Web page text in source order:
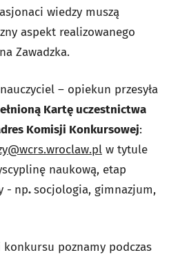
wiedzy muszą
aspekt realizowanego
Zawadzka.
nauczyciel – opiekun przesyła
Kartę uczestnictwa
Komisji Konkursowej:
w tytule
naukową, etap
- np.socjologia, gimnazjum,
poznamy podczas